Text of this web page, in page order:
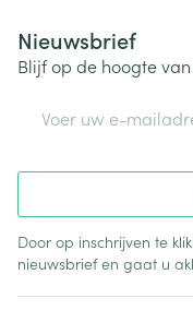
Nieuwsbrief
Blijf op de hoogte
Door op inschrijven te
nieuwsbrief en gaat u